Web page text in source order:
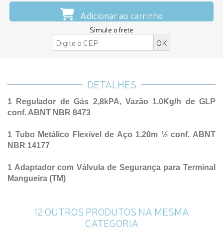
Adicionar ao carrinho
Simule o frete
DETALHES
1 Regulador de Gás 2,8kPA, Vazão 1.0Kg/h de GLP
conf. ABNT NBR 8473
1 Tubo Metálico Flexível de Aço 1,20m ½ conf. ABNT
NBR 14177
1 Adaptador com Válvula de Segurança para Terminal
Mangueira (TM)
12 OUTROS PRODUTOS NA MESMA
CATEGORIA